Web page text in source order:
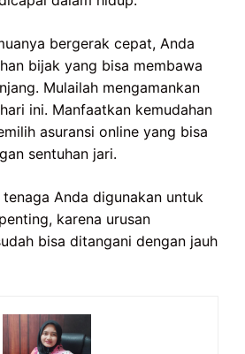
bergerak cepat, Anda
bijak yang bisa membawa
Mulailah mengamankan
ini. Manfaatkan kemudahan
asuransi online yang bisa
sentuhan jari.
Anda digunakan untuk
karena urusan
bisa ditangani dengan jauh